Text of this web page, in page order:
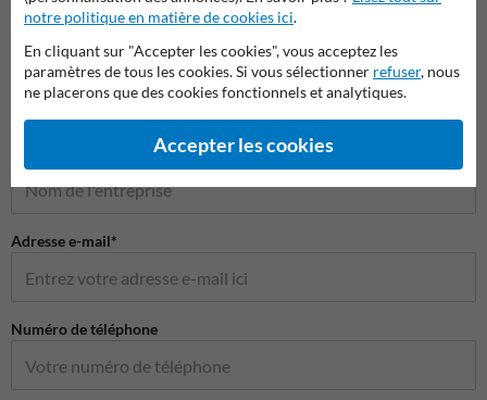
Nom*
Adresse e-mail*
Numéro de téléphone
notre politique en matière de cookies ici.
En cliquant sur "Accepter les cookies", vous acceptez les
paramètres de tous les cookies. Si vous sélectionner refuser, nous
ne placerons que des cookies fonctionnels et analytiques.
Accepter les cookies